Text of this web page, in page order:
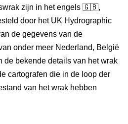
zijn in het engels 🇬🇧,
door het UK Hydrographic
de gegevens van de
onder meer Nederland, België
de bekende details van het wrak
cartografen die in de loop der
van het wrak hebben